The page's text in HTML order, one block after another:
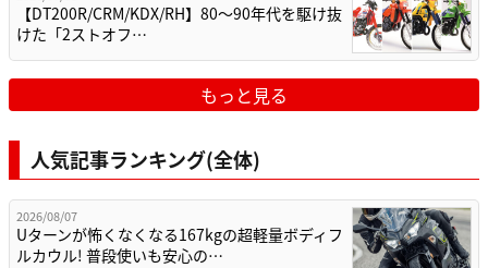
【DT200R/CRM/KDX/RH】80〜90年代を駆け抜
けた「2ストオフ…
もっと見る
人気記事ランキング(全体)
2026/08/07
Uターンが怖くなくなる167kgの超軽量ボディフ
ルカウル! 普段使いも安心の…